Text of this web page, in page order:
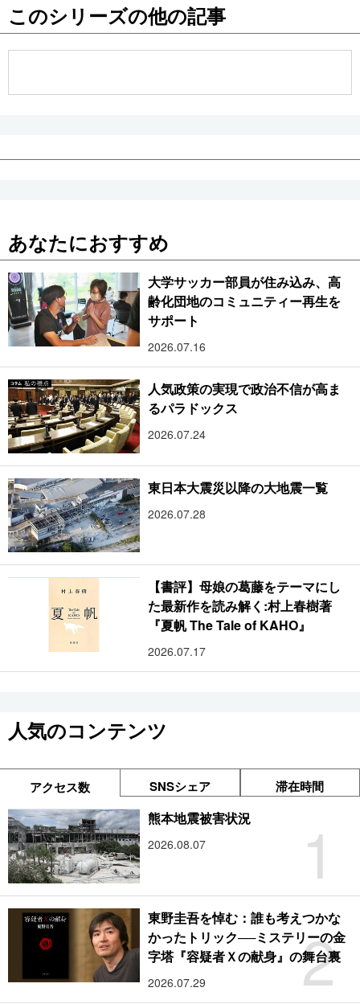
お知らせ
このシリーズの他の記事
あなたにおすすめ
大学サッカー部員が住み込み、高
齢化団地のコミュニティー再生を
サポート
2026.07.16
人気政策の実現で政治不信が高ま
るパラドックス
2026.07.24
東日本大震災以降の大地震一覧
2026.07.28
【書評】母娘の葛藤をテーマにし
た最新作を読み解く:村上春樹著
『夏帆 The Tale of KAHO』
2026.07.17
人気のコンテンツ
アクセス数 SNSシェア 滞在時間
1
熊本地震被害状況
2026.08.07
2
東野圭吾を悼む：誰も考えつかな
かったトリック──ミステリーの金
字塔『容疑者Ｘの献身』の舞台裏
2026.07.29